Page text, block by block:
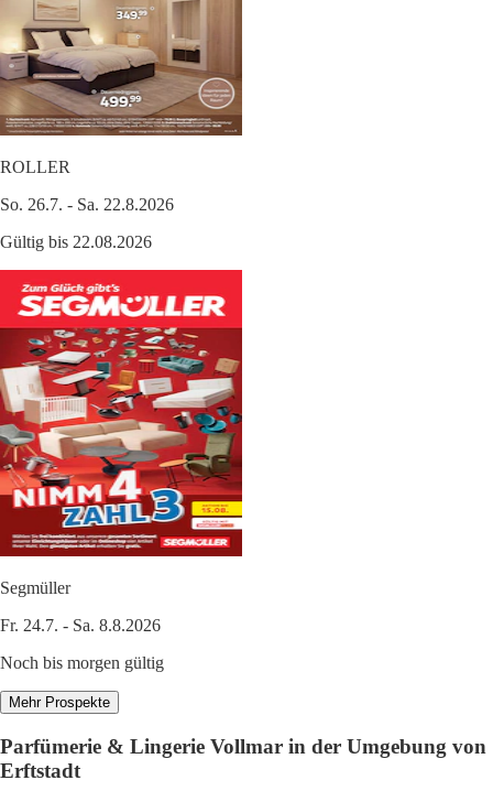
ROLLER
So. 26.7. - Sa. 22.8.2026
Gültig bis 22.08.2026
Segmüller
Fr. 24.7. - Sa. 8.8.2026
Noch bis morgen gültig
Mehr Prospekte
Parfümerie & Lingerie Vollmar in der Umgebung von
Erftstadt